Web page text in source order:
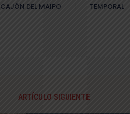
CAJÓN DEL MAIPO TEMPORAL
ARTÍCULO SIGUIENTE